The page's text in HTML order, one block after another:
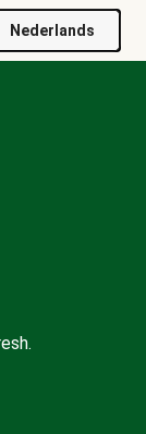
Nederlands